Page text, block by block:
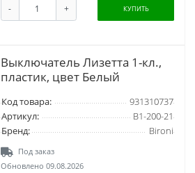
- + КУПИТЬ
Выключатель Лизетта 1-кл.,
пластик, цвет Белый
Код товара:
931310737
Артикул:
B1-200-21
Бренд:
Bironi
Под заказ
Обновлено 09.08.2026